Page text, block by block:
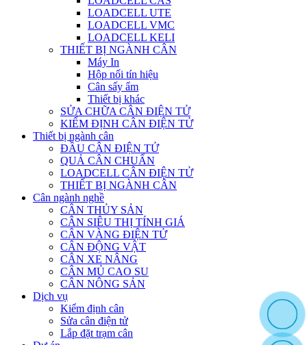
LOADCELL UTE
LOADCELL VMC
LOADCELL KELI
THIẾT BỊ NGÀNH CÂN
Máy In
Hộp nối tín hiệu
Cân sấy ẩm
Thiết bị khác
SỬA CHỮA CÂN ĐIỆN TỬ
KIỂM ĐỊNH CÂN ĐIỆN TỬ
Thiết bị ngành cân
ĐẦU CÂN ĐIỆN TỬ
QUẢ CÂN CHUẨN
LOADCELL CÂN ĐIỆN TỬ
THIẾT BỊ NGÀNH CÂN
Cân ngành nghề
CÂN THỦY SẢN
CÂN SIÊU THỊ TÍNH GIÁ
CÂN VÀNG ĐIỆN TỬ
CÂN ĐỘNG VẬT
CÂN XE NÂNG
CÂN MỦ CAO SU
CÂN NÔNG SẢN
Dịch vụ
Kiểm định cân
Sửa cân điện tử
Lắp đặt trạm cân